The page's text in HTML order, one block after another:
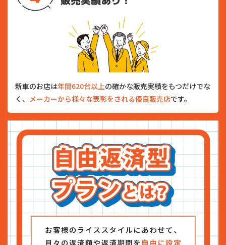
新車のお店は年間620台以上の確かな販売実績をもつだけでな
く、 メーカーから様々な表彰をされる優良販売店です。